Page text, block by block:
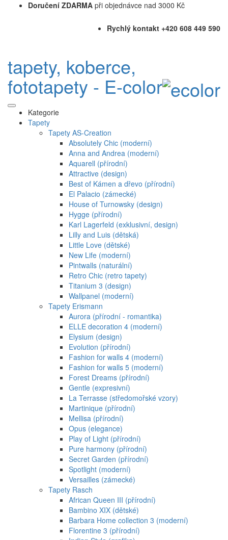
Doručení ZDARMA při objednávce nad 3000 Kč
Rychlý kontakt +420 608 449 590
tapety, koberce,
fototapety - E-color
Kategorie
Tapety
Tapety AS-Creation
Absolutely Chic (moderní)
Anna and Andrea (moderní)
Aquarell (přírodní)
Attractive (design)
Best of Kámen a dřevo (přírodní)
El Palacio (zámecké)
House of Turnowsky (design)
Hygge (přírodní)
Karl Lagerfeld (exklusivní, design)
Lilly and Luis (dětská)
Little Love (dětské)
New Life (moderní)
Pintwalls (naturální)
Retro Chic (retro tapety)
Titanium 3 (design)
Wallpanel (moderní)
Tapety Erismann
Aurora (přírodní - romantika)
ELLE decoration 4 (moderní)
Elysium (design)
Evolution (přírodní)
Fashion for walls 4 (moderní)
Fashion for walls 5 (moderní)
Forest Dreams (přírodní)
Gentle (expresivní)
La Terrasse (středomořské vzory)
Martinique (přírodní)
Mellisa (přírodní)
Opus (elegance)
Play of Light (přírodní)
Pure harmony (přírodní)
Secret Garden (přírodní)
Spotlight (moderní)
Versailles (zámecké)
Tapety Rasch
African Queen III (přírodní)
Bambino XIX (dětské)
Barbara Home collection 3 (moderní)
Florentine 3 (přírodní)